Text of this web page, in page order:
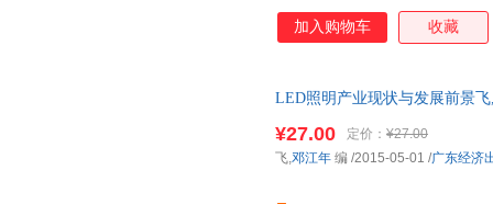
健康人群的喜爱，并且足诊又
方法。特别是通过近年来的临
经验总结，是对足诊技术的完
疗技术的阶段性总结，是对中
加入购物车 收藏
LED照明产业现状与发展前景
¥27.00 定价： ¥27.00
飞,邓江年 编 /2015-05-01 /广东经济